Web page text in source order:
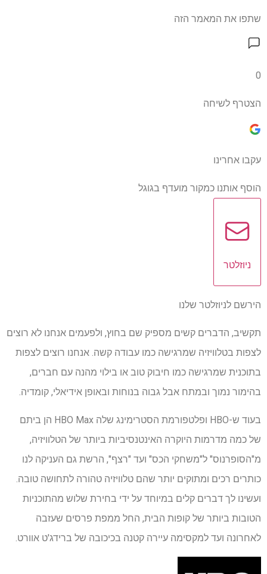
שתפו את המאמר הזה
0
הצטרף לשיחה
עקבו אחרינו
הוסף אותנו כמקור מועדף בגוגל
ניוזלטר
הירשם לניוזלטר שלנו
תקשיב, הדברים קשים מספיק שם בחוץ, ולפעמים אנחנו לא רוצים
לצפות בטלוויזיה שמרגישה כמו עבודה קשה. אנחנו רוצים לצפות
בתוכנית שמרגישה כמו חיבוק טוב או בילוי מהנה עם חברים,
בהימור נמוך ובמתח אבל גבוה בנוחות ובאופן אידיאלי, קומדיה.
בעוד ש-HBO ופלטפורמת הסטרימינג שלה HBO Max הן ביתם
של כמה מדרמות היוקרה האינטנסיביות ביותר של הטלוויזיה,
מ"הסופרנוס" ל"משחקי הכס" ועד "רצף", הרשת גם העניקה לנו
כותרים רכים ומתוקים יותר שהם טלוויזיה טהורה לתחושה טובה.
ועשינו לך דברים קלים במיוחד על ידי בחירת שלוש מהתוכניות
הטובות ביותר של קופות הבית, החל ממפת פרסים שעזבה
לאחרונה ועד למקסימה עיירה קטנה בכיכובה של ברידג'ט אוורט.